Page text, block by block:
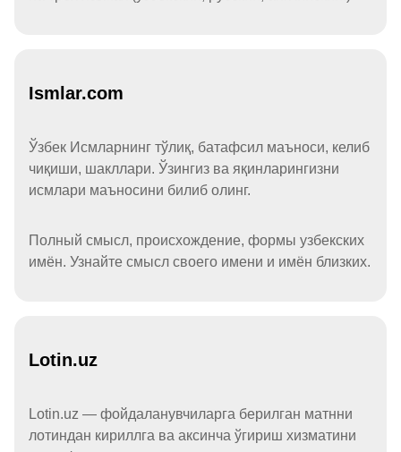
Ismlar.com
Ўзбек Исмларнинг тўлиқ, батафсил маъноси, келиб
чиқиши, шакллари. Ўзингиз ва яқинларингизни
исмлари маъносини билиб олинг.
Полный смысл, происхождение, формы узбекских
имён. Узнайте смысл своего имени и имён близких.
Lotin.uz
Lotin.uz — фойдаланувчиларга берилган матнни
лотиндан кириллга ва аксинча ўгириш хизматини